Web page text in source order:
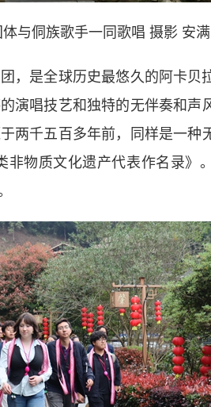
与侗族歌手一同歌唱 摄影 安满
是全球历史最悠久的阿卡贝
演唱技艺和独特的无伴奏和声
两千五百多年前，同样是一种
物质文化遗产代表作名录》